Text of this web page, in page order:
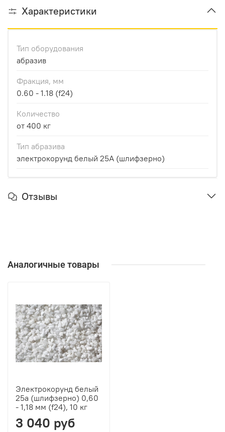
Характеристики
Тип оборудования
абразив
Фракция, мм
0.60 - 1.18 (f24)
Количество
от 400 кг
Тип абразива
электрокорунд белый 25А (шлифзерно)
Отзывы
Аналогичные товары
Электрокорунд белый
25а (шлифзерно) 0,60
- 1,18 мм (f24), 10 кг
3 040 руб